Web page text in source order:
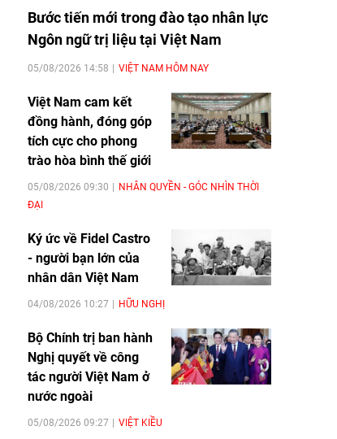
Bước tiến mới trong đào tạo nhân lực
Ngôn ngữ trị liệu tại Việt Nam
05/08/2026 14:58 VIỆT NAM HÔM NAY
Việt Nam cam kết
đồng hành, đóng góp
tích cực cho phong
trào hòa bình thế giới
05/08/2026 09:30
NHÂN QUYỀN - GÓC NHÌN THỜI
ĐẠI
Ký ức về Fidel Castro
- người bạn lớn của
nhân dân Việt Nam
04/08/2026 10:27 HỮU NGHỊ
Bộ Chính trị ban hành
Nghị quyết về công
tác người Việt Nam ở
nước ngoài
05/08/2026 09:27 VIỆT KIỀU